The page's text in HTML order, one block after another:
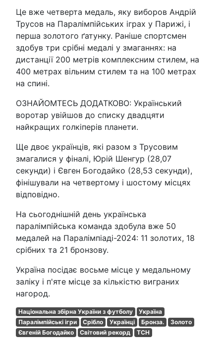
Це вже четверта медаль, яку виборов Андрій
Трусов на Паралімпійських іграх у Парижі, і
перша золотого ґатунку. Раніше спортсмен
здобув три срібні медалі у змаганнях: на
дистанції 200 метрів комплексним стилем, на
400 метрах вільним стилем та на 100 метрах
на спині.
ОЗНАЙОМТЕСЬ ДОДАТКОВО: Український
воротар увійшов до списку двадцяти
найкращих голкіперів планети.
Ще двоє українців, які разом з Трусовим
змагалися у фіналі, Юрій Шенгур (28,07
секунди) і Євген Богодайко (28,53 секунди),
фінішували на четвертому і шостому місцях
відповідно.
На сьогоднішній день українська
паралімпійська команда здобула вже 50
медалей на Паралімпіаді-2024: 11 золотих, 18
срібних та 21 бронзову.
Україна посідає восьме місце у медальному
заліку і п'яте місце за кількістю виграних
нагород.
Національна збірна України з футболу
Україна
Паралімпійські ігри
Срібло Українці Бронза.
Золото
Євгеній Богодайко
Світовий рекорд ТСН